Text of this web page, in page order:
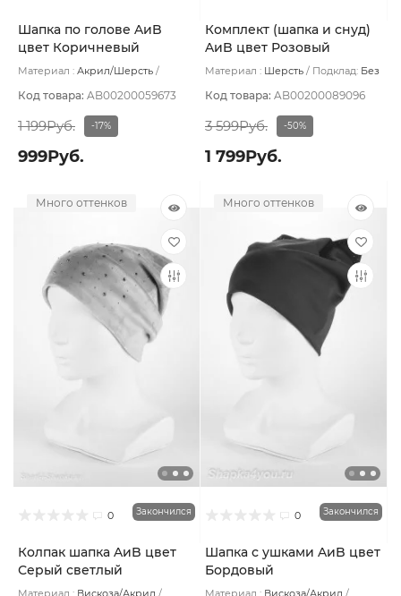
Шапка по голове AиB
цвет Коричневый
Материал : Акрил/Шерсть
Код товара: AB00200059673
1 199Руб. -17%
999Руб.
Комплект (шапка и снуд)
AиB цвет Розовый
светлый
Материал : Шерсть Подклад: Без
Код товара: AB00200089096
3 599Руб. -50%
1 799Руб.
Много оттенков
0 Закончился
Колпак шапка AиB цвет
Серый светлый
Материал : Вискоза/Акрил
Много оттенков
0 Закончился
Шапка с ушками AиB цвет
Бордовый
Материал : Вискоза/Акрил